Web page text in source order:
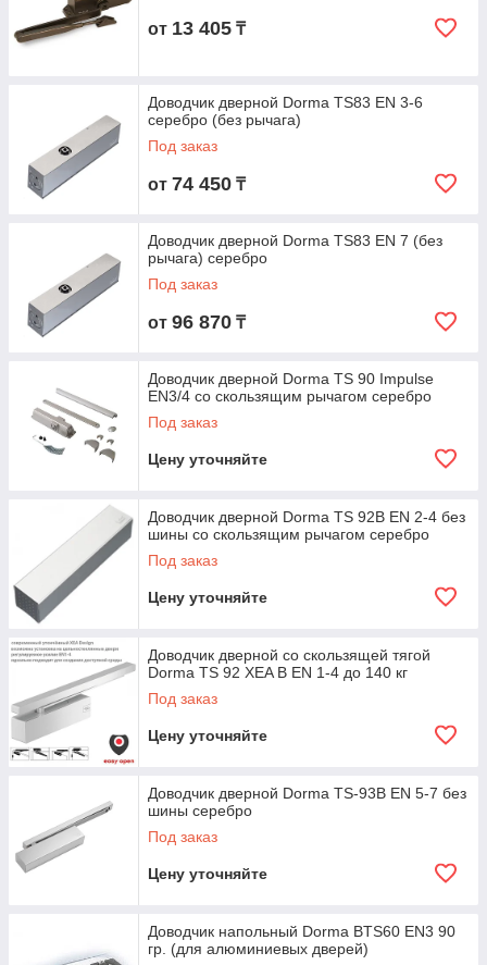
от 13 405 ₸
Доводчик дверной Dorma TS83 EN 3-6
серебро (без рычага)
Под заказ
от 74 450 ₸
Доводчик дверной Dorma TS83 EN 7 (без
рычага) серебро
Под заказ
от 96 870 ₸
Доводчик дверной Dorma TS 90 Impulse
EN3/4 со скользящим рычагом серебро
Под заказ
Цену уточняйте
Доводчик дверной Dorma TS 92B EN 2-4 без
шины со скользящим рычагом серебро
Под заказ
Цену уточняйте
Доводчик дверной со скользящей тягой
Dorma TS 92 XEA B EN 1-4 до 140 кг
Под заказ
Цену уточняйте
Доводчик дверной Dorma TS-93B EN 5-7 без
шины серебро
Под заказ
Цену уточняйте
Доводчик напольный Dorma BTS60 EN3 90
гр. (для алюминиевых дверей)